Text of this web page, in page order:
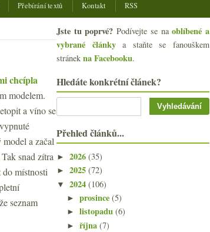
Přebírání textů Kontakt RSS
chcípla
modelem.
a víno se
a začal
snad zítra
místnosti
seznam
Jste tu poprvé? Podívejte se naoblíbené a
vybrané článkya staňte se fanouškem
stránek na Facebooku.
Hledáte konkrétní článek?
Přehled článků...
► 2026 (35)
► 2025 (72)
▼ 2024 (106)
►prosince(5)
►listopadu(6)
►října(7)